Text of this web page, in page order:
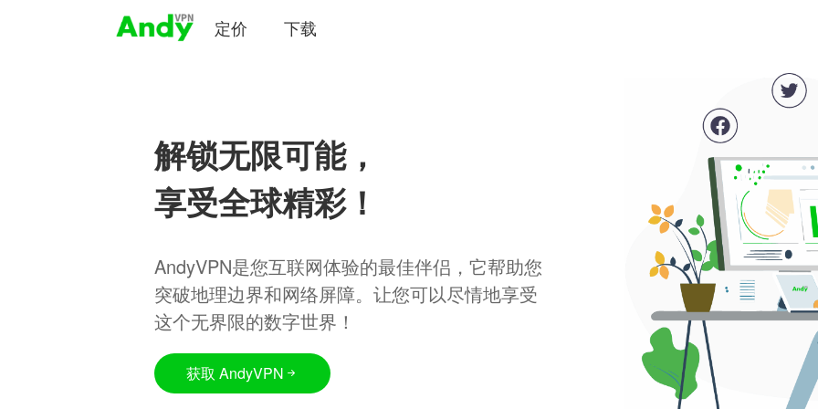
定价 下载
解锁无限可能，
享受全球精彩！
AndyVPN是您互联网体验的最佳伴侣，它帮助您
突破地理边界和网络屏障。让您可以尽情地享受
这个无界限的数字世界！
获取 AndyVPN